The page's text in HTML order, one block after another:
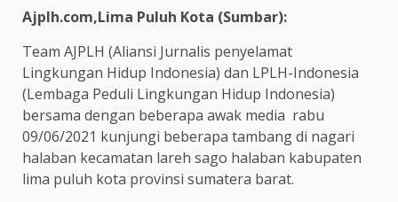
Ajplh.com,Lima Puluh Kota (Sumbar):
Team AJPLH (Aliansi Jurnalis penyelamat
Lingkungan Hidup Indonesia) dan LPLH-Indonesia
(Lembaga Peduli Lingkungan Hidup Indonesia)
bersama dengan beberapa awak media rabu
09/06/2021 kunjungi beberapa tambang di nagari
halaban kecamatan lareh sago halaban kabupaten
lima puluh kota provinsi sumatera barat.